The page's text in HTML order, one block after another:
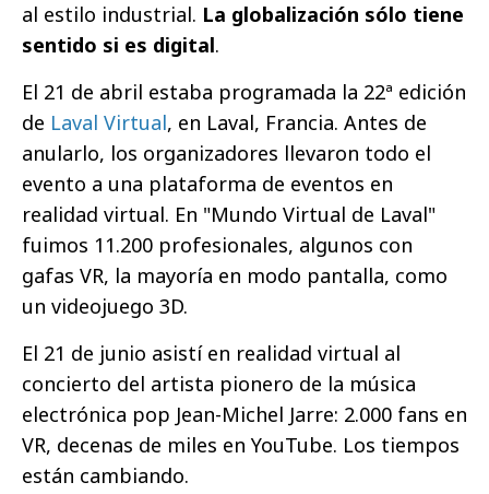
al estilo industrial. La globalización sólo tiene
sentido si es digital.
El 21 de abril estaba programada la 22ª edición
de Laval Virtual, en Laval, Francia. Antes de
anularlo, los organizadores llevaron todo el
evento a una plataforma de eventos en
realidad virtual. En "Mundo Virtual de Laval"
fuimos 11.200 profesionales, algunos con
gafas VR, la mayoría en modo pantalla, como
un videojuego 3D.
El 21 de junio asistí en realidad virtual al
concierto del artista pionero de la música
electrónica pop Jean-Michel Jarre: 2.000 fans en
VR, decenas de miles en YouTube. Los tiempos
están cambiando.